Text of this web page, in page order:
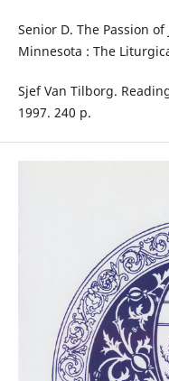
Senior D. The Passion
Minnesota : The
Sjef Van Tilborg.
1997. 240 p.